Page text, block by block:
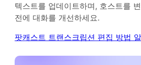
텍스트를 업데이트하며, 호스트를
전에 대화를 개선하세요.
팟캐스트 트랜스크립션 편집 방법